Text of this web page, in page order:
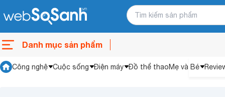
Danh mục sản phẩm
Công nghệ Cuộc sống Điện máy Đồ thể thaoMẹ và Bé